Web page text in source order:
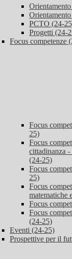
PCTO (24-
Progetti (24-
Focus competenze
Focus
25)
Focus
cittadinanza
(24-25)
Focus
25)
Focus
matematiche
Focus
Focus
(24-25)
Eventi (24-25)
Prospettive per il